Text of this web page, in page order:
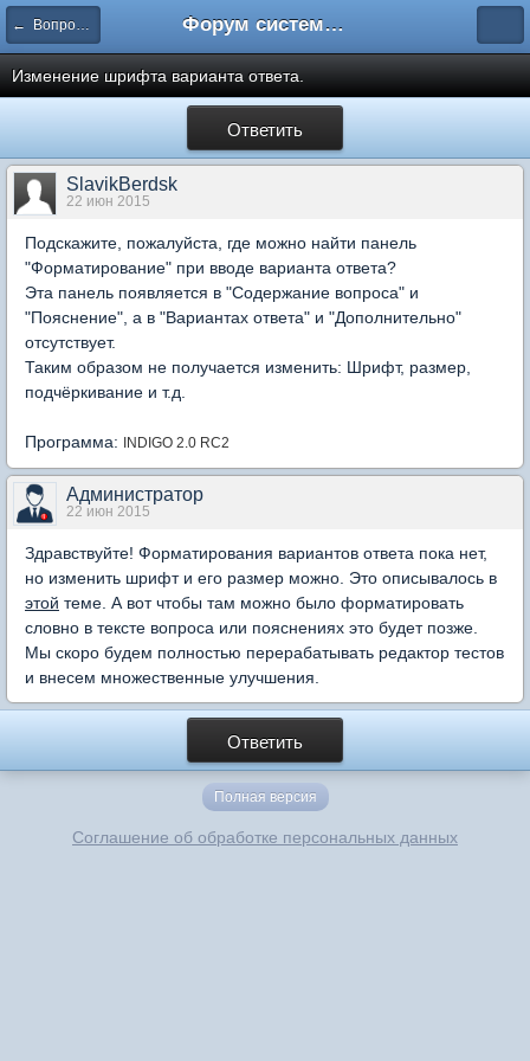
← Вопросы составления тестов Форум системы тестирования INDIGO
Изменение шрифта варианта ответа.
Ответить
SlavikBerdsk
22 июн 2015
Подскажите, пожалуйста, где можно найти панель
"Форматирование" при вводе варианта ответа?
Эта панель появляется в "Содержание вопроса" и
"Пояснение", а в "Вариантах ответа" и "Дополнительно"
отсутствует.
Таким образом не получается изменить: Шрифт, размер,
подчёркивание и т.д.
Программа: INDIGO 2.0 RC2
Администратор
22 июн 2015
Здравствуйте! Форматирования вариантов ответа пока нет,
но изменить шрифт и его размер можно. Это описывалось в
этой теме. А вот чтобы там можно было форматировать
словно в тексте вопроса или пояснениях это будет позже.
Мы скоро будем полностью перерабатывать редактор тестов
и внесем множественные улучшения.
Ответить
Полная версия
Соглашение об обработке персональных данных